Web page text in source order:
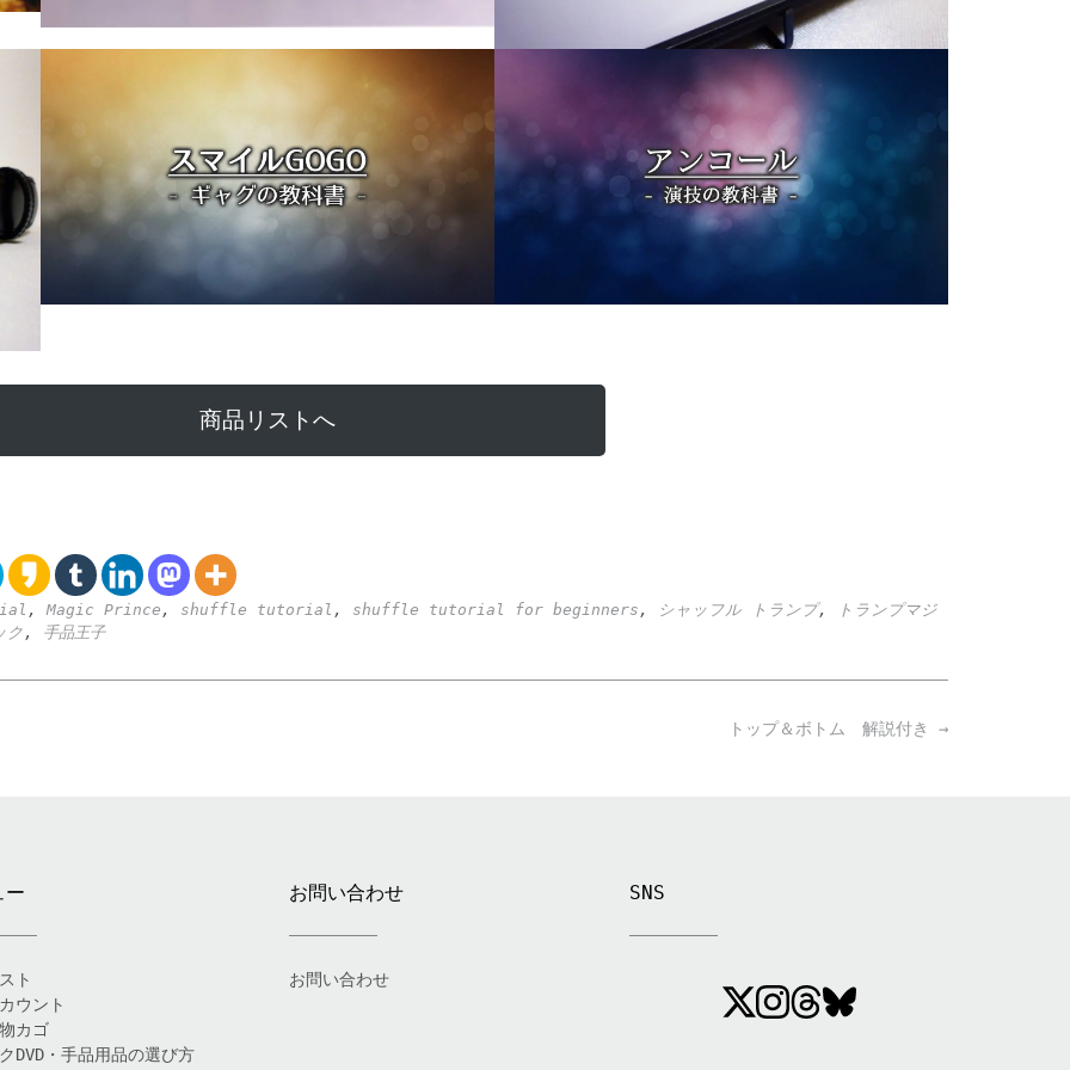
商品リストへ
, Magic Prince , shuffle tutorial , shuffle tutorial for beginners , シャッフル トランプ,
トランプマジ
ク , 手品王子
トップ＆ボトム 解説付き →
ー
ト
ウント
カゴ
DVD・手品用品の選び方
お問い合わせ
お問い合わせ
SNS